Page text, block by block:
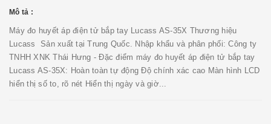
Mô tả :
Máy đo huyết áp điện tử bắp tay Lucass AS-35X Thương hiệu
Lucass Sản xuất tại Trung Quốc. Nhập khẩu và phân phối: Công ty
TNHH XNK Thái Hưng - Đặc điểm máy đo huyết áp điện tử bắp tay
Lucass AS-35X: Hoàn toàn tự động Độ chính xác cao Màn hình LCD
hiển thị số to, rõ nét Hiển thị ngày và giờ...